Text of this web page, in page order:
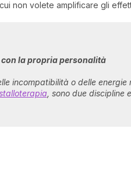
non volete amplificare gli
la propria personalità
incompatibilità o delle
, sono due